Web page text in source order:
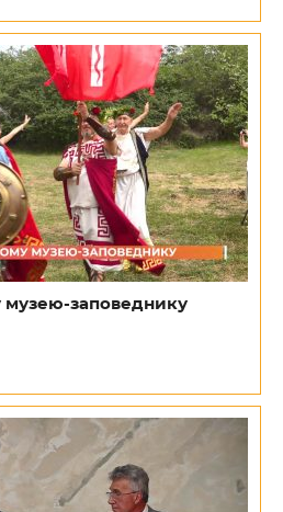
заповеднику